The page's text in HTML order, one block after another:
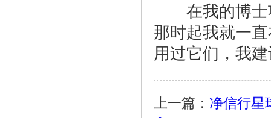
在我的博士
那时起我就一
用过它们，我
上一篇： 净信行星